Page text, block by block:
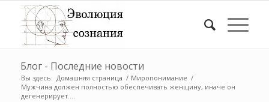
Блог - Последние новости
Вы здесь: Домашняя страница / Миропонимание /
Мужчина должен полностью обеспечивать женщину, иначе он
дегенерирует....